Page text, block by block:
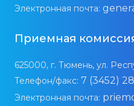
Электронная почта:
Приемная
625000, г. Тюмень, ул.
Телефон/факс: 7 (3452)
Электронная почта: